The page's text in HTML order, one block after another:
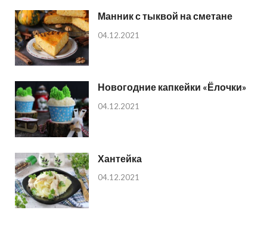
Манник с тыквой на сметане
04.12.2021
Новогодние капкейки «Ёлочки»
04.12.2021
Хантейка
04.12.2021